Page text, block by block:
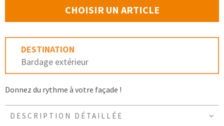
CHOISIR UN ARTICLE
DESTINATION
Bardage extérieur
Donnez du rythme à votre façade !
DESCRIPTION DÉTAILLÉE